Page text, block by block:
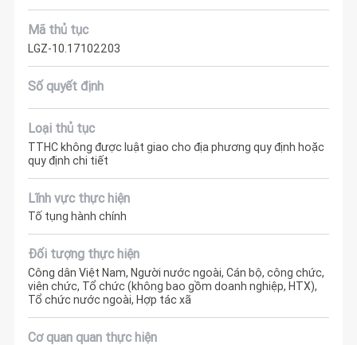
Mã thủ tục
LGZ-10.17102203
Số quyết định
Loại thủ tục
TTHC không được luật giao cho địa phương quy định hoặc
quy định chi tiết
Lĩnh vực thực hiện
Tố tụng hành chính
Đối tượng thực hiện
Công dân Việt Nam, Người nước ngoài, Cán bộ, công chức,
viên chức, Tổ chức (không bao gồm doanh nghiệp, HTX),
Tổ chức nước ngoài, Hợp tác xã
Cơ quan quan thực hiện